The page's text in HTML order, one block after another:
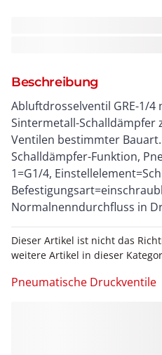
Beschreibung
Abluftdrosselventil GRE-1/
Sintermetall-Schalldämpfer
Ventilen bestimmter
Schalldämpfer-Funktion,
1=G1/4,
Normalnenndurchfluss in
Dieser Artikel ist nicht das
weitere Artikel in dieser
Pneumatische Druckventile